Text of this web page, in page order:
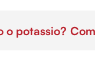
o potassio?